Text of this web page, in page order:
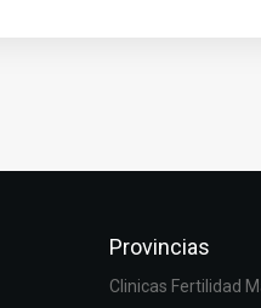
Provincias
Clinicas Fertilidad